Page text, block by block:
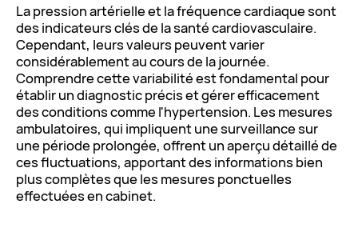
La pression artérielle et la fréquence cardiaque sont
des indicateurs clés de la santé cardiovasculaire.
Cependant, leurs valeurs peuvent varier
considérablement au cours de la journée.
Comprendre cette variabilité est fondamental pour
établir un diagnostic précis et gérer efficacement
des conditions comme l'hypertension. Les mesures
ambulatoires, qui impliquent une surveillance sur
une période prolongée, offrent un aperçu détaillé de
ces fluctuations, apportant des informations bien
plus complètes que les mesures ponctuelles
effectuées en cabinet.